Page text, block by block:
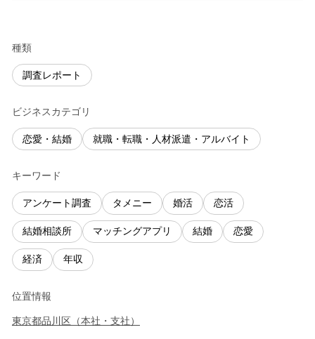
種類
調査レポート
ビジネスカテゴリ
恋愛・結婚 就職・転職・人材派遣・アルバイト
キーワード
アンケート調査 タメニー 婚活 恋活
結婚相談所 マッチングアプリ 結婚 恋愛
経済 年収
位置情報
東京都品川区 （本社・支社 ）